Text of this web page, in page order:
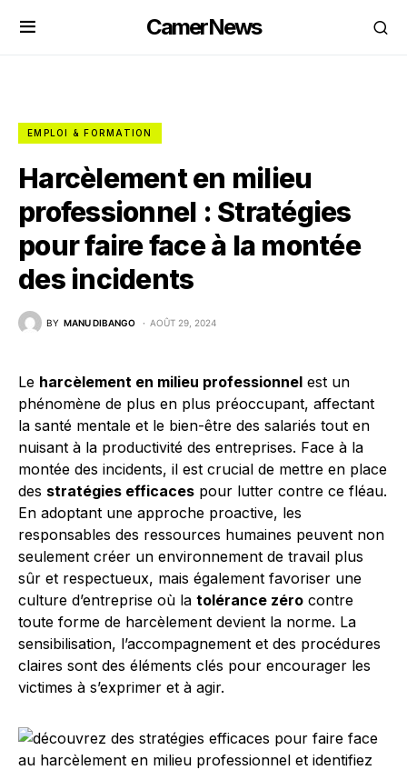
CamerNews
EMPLOI & FORMATION
Harcèlement en milieu
professionnel : Stratégies
pour faire face à la montée
des incidents
BY MANU DIBANGO AOÛT 29, 2024
Le harcèlement en milieu professionnel est un
phénomène de plus en plus préoccupant, affectant
la santé mentale et le bien-être des salariés tout en
nuisant à la productivité des entreprises. Face à la
montée des incidents, il est crucial de mettre en place
des stratégies efficaces pour lutter contre ce fléau.
En adoptant une approche proactive, les
responsables des ressources humaines peuvent non
seulement créer un environnement de travail plus
sûr et respectueux, mais également favoriser une
culture d’entreprise où la tolérance zéro contre
toute forme de harcèlement devient la norme. La
sensibilisation, l’accompagnement et des procédures
claires sont des éléments clés pour encourager les
victimes à s’exprimer et à agir.